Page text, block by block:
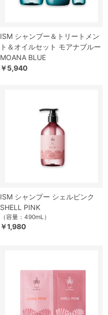
ISM シャンプー＆トリートメン
ト＆オイルセット モアナブルー
MOANA BLUE
￥5,940
ISM シャンプー シェルピンク
SHELL PINK
（容量：490mL）
￥1,980